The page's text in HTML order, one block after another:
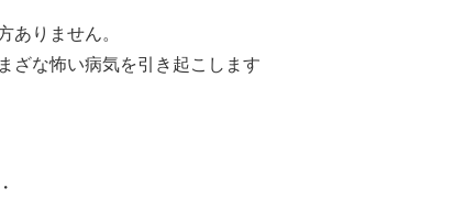
ありません。
ざな怖い病気を引き起こします